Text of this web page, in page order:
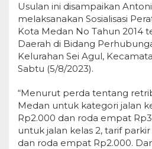
Usulan ini disampaikan
melaksanakan Sosialisasi
Kota Medan No Tahun 2014
Daerah di Bidang
Kelurahan Sei Agul,
Sabtu (5/8/2023).
“Menurut perda tentang
Medan untuk kategori jalan
Rp2.000 dan roda empat
untuk jalan kelas 2, tarif
dan roda empat Rp2.000.